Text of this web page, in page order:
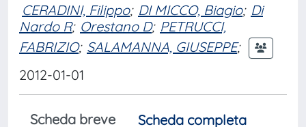
CERADINI, Filippo; DI MICCO, Biagio; Di
Nardo R; Orestano D; PETRUCCI,
FABRIZIO; SALAMANNA, GIUSEPPE;
2012-01-01
Scheda breve
Scheda completa